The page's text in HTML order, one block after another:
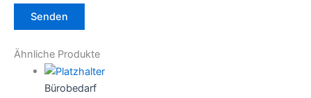
Ähnliche Produkte
Bürobedarf